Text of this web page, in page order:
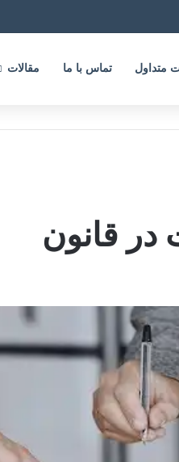
متداول تماس با ما مقالات
قانون